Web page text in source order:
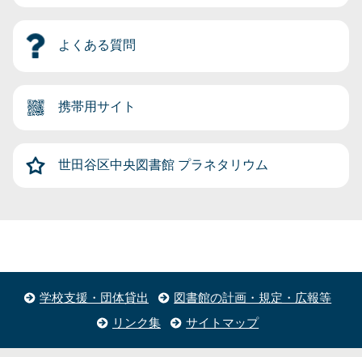
よくある質問
携帯用サイト
世田谷区中央図書館 プラネタリウム
学校支援・団体貸出
図書館の計画・規定・広報等
リンク集
サイトマップ